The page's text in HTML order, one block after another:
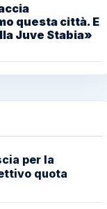
questa città. E
Juve Stabia»
per la
quota